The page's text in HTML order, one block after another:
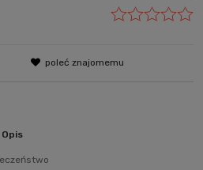
poleć znajomemu
Opis